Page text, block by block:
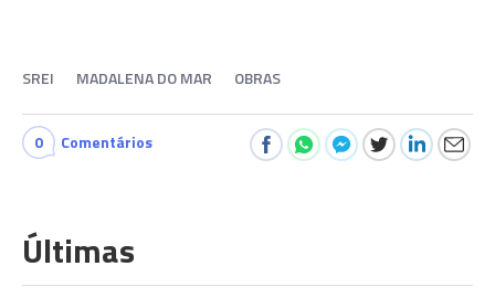
SREI MADALENA DO MAR OBRAS
0 Comentários
Últimas